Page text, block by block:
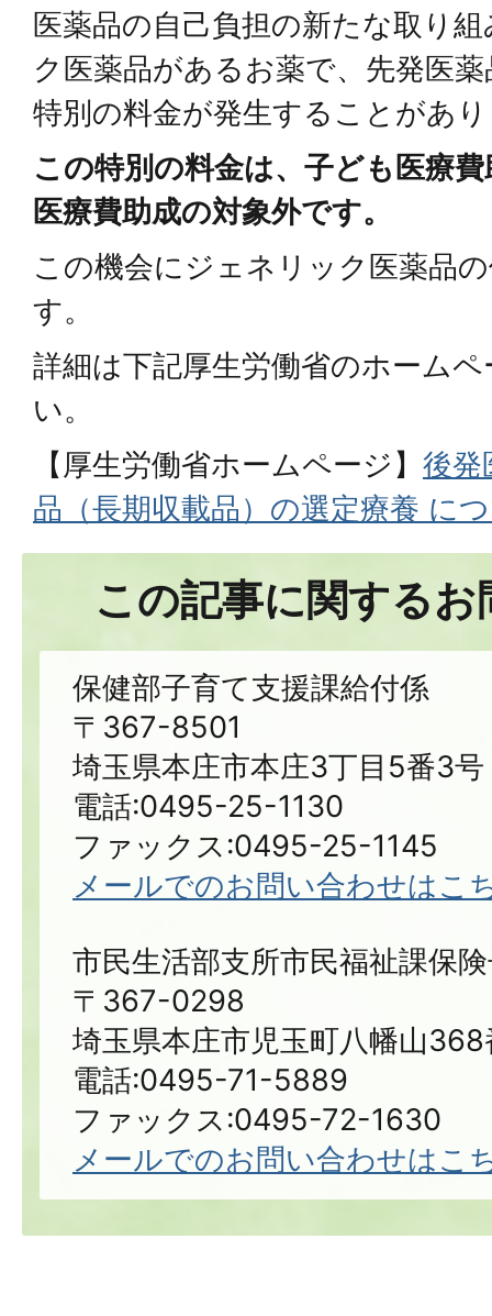
医薬品の自己負担の新たな取り
ク医薬品があるお薬で、先発医
特別の料金が発生することがあ
この特別の料金は、子ども医療
医療費助成の対象外です。
この機会にジェネリック医薬品
す。
詳細は下記厚生労働省のホーム
い。
【厚生労働省ホームページ】 後発
品（長期収載品）の選定療養 に
この記事に関する
保健部子育て支援課給付係
〒367-8501
埼玉県本庄市本庄3丁目5番3号
電話:0495-25-1130
ファックス:0495-25-1145
メールでのお問い合わせはこ
市民生活部支所市民福祉課保
〒367-0298
埼玉県本庄市児玉町八幡山368
電話:0495-71-5889
ファックス:0495-72-1630
メールでのお問い合わせはこ